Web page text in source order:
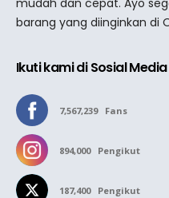
mudah dan cepat. Ayo
barang yang diinginkan di
Ikuti kami di Sosial
7,567,239 Fans
894,000 Pengikut
187,400 Pengikut